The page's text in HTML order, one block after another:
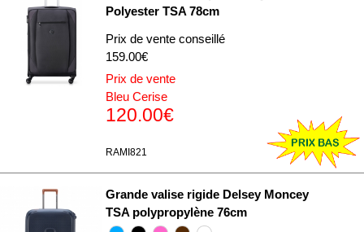
Polyester TSA 78cm
Prix de vente conseillé
159.00€
Prix de vente
Bleu Cerise
120.00€
RAMI821
Grande valise rigide Delsey Moncey
TSA polypropylène 76cm